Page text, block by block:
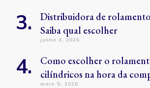
Distribuidora de
Saiba qual escolher
junho 3, 2026
Como escolher o
cilíndricos na hora da
maio 5, 2026